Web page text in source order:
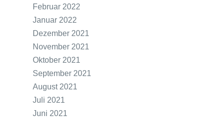
Februar 2022
Januar 2022
Dezember 2021
November 2021
Oktober 2021
September 2021
August 2021
Juli 2021
Juni 2021